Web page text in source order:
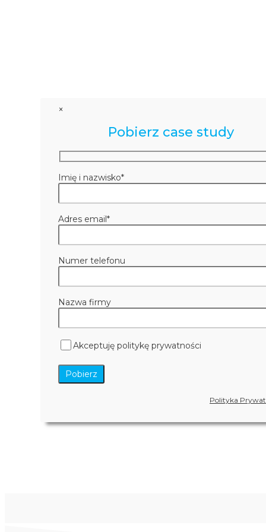
×
Pobierz case study
Imię i nazwisko*
Adres email*
Numer telefonu
Nazwa firmy
Akceptuję politykę prywatności
Polityka